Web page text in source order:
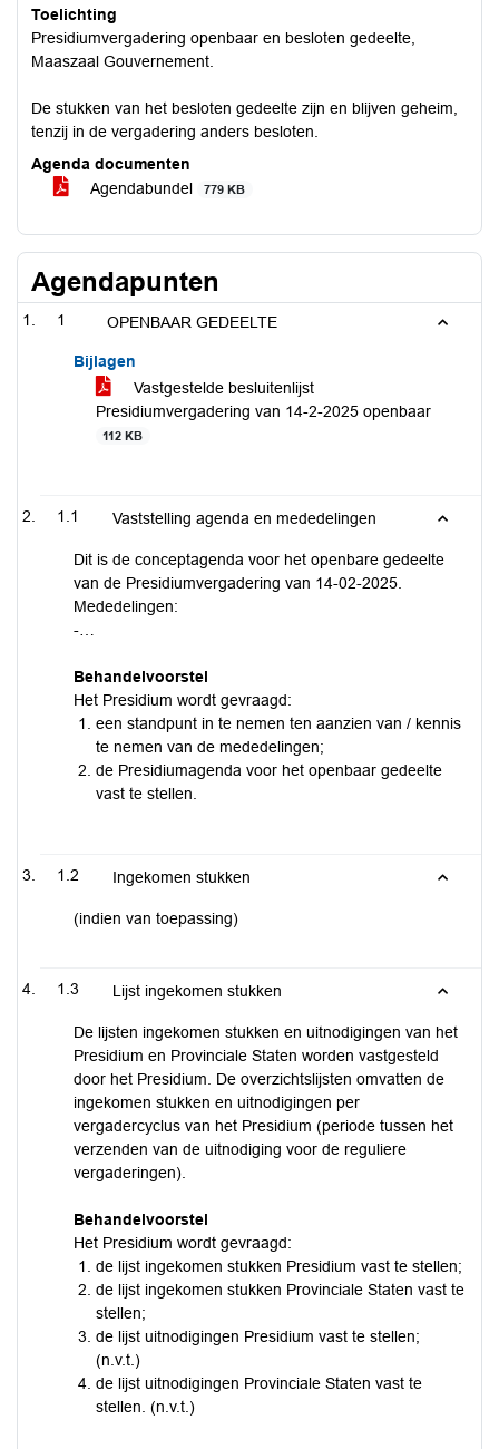
Toelichting
Presidiumvergadering openbaar en besloten gedeelte,
Maaszaal Gouvernement.
De stukken van het besloten gedeelte zijn en blijven geheim,
tenzij in de vergadering anders besloten.
Agenda documenten
Agendabundel
779 KB
Agendapunten
1 OPENBAAR GEDEELTE
Bijlagen
Vastgestelde besluitenlijst
Presidiumvergadering van 14-2-2025 openbaar
112 KB
1.1 Vaststelling agenda en mededelingen
Dit is de conceptagenda voor het openbare gedeelte
van de Presidiumvergadering van 14-02-2025.
Mededelingen:
-…
Behandelvoorstel
Het Presidium wordt gevraagd:
een standpunt in te nemen ten aanzien van / kennis
te nemen van de mededelingen;
de Presidiumagenda voor het openbaar gedeelte
vast te stellen.
1.2 Ingekomen stukken
(indien van toepassing)
1.3 Lijst ingekomen stukken
De lijsten ingekomen stukken en uitnodigingen van het
Presidium en Provinciale Staten worden vastgesteld
door het Presidium. De overzichtslijsten omvatten de
ingekomen stukken en uitnodigingen per
vergadercyclus van het Presidium (periode tussen het
verzenden van de uitnodiging voor de reguliere
vergaderingen).
Behandelvoorstel
Het Presidium wordt gevraagd:
de lijst ingekomen stukken Presidium vast te stellen;
de lijst ingekomen stukken Provinciale Staten vast te
stellen;
de lijst uitnodigingen Presidium vast te stellen;
(n.v.t.)
de lijst uitnodigingen Provinciale Staten vast te
stellen. (n.v.t.)